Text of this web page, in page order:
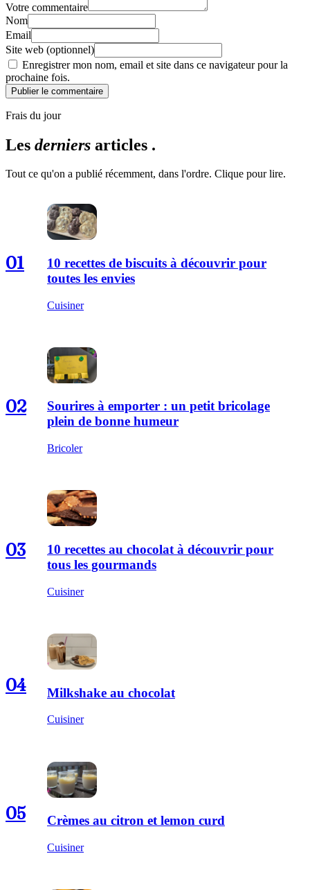
Votre commentaire
Nom
Email
Site web (optionnel)
Enregistrer mon nom, email et site dans ce navigateur pour la
prochaine fois.
Publier le commentaire
Frais du jour
Les derniers articles .
Tout ce qu'on a publié récemment, dans l'ordre. Clique pour lire.
01
10 recettes de biscuits à découvrir pour
toutes les envies
Cuisiner
02
Sourires à emporter : un petit bricolage
plein de bonne humeur
Bricoler
03
10 recettes au chocolat à découvrir pour
tous les gourmands
Cuisiner
04 Milkshake au chocolat
Cuisiner
05 Crèmes au citron et lemon curd
Cuisiner